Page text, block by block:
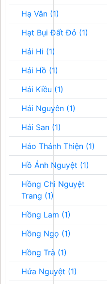
Hạ Vân (1)
Hạt Bụi Đất Đỏ (1)
Hải Hi (1)
Hải Hồ (1)
Hải Kiều (1)
Hải Nguyên (1)
Hải San (1)
Hảo Thánh Thiện (1)
Hồ Ánh Nguyệt (1)
Hồng Chi Nguyệt
Trang (1)
Hồng Lam (1)
Hồng Ngọ (1)
Hồng Trà (1)
Hứa Nguyệt (1)